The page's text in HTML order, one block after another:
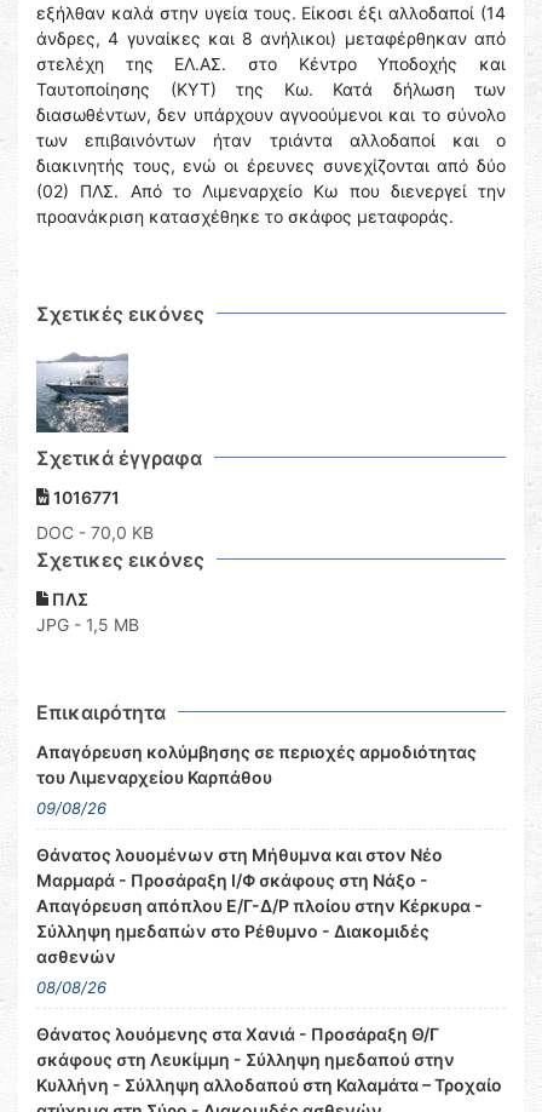
εξήλθαν καλά στην υγεία τους. Είκοσι έξι αλλοδαποί (14
άνδρες, 4 γυναίκες και 8 ανήλικοι) μεταφέρθηκαν από
στελέχη της ΕΛ.ΑΣ. στο Κέντρο Υποδοχής και
Ταυτοποίησης (ΚΥΤ) της Κω. Κατά δήλωση των
διασωθέντων, δεν υπάρχουν αγνοούμενοι και το σύνολο
των επιβαινόντων ήταν τριάντα αλλοδαποί και ο
διακινητής τους, ενώ οι έρευνες συνεχίζονται από δύο
(02) ΠΛΣ. Από το Λιμεναρχείο Κω που διενεργεί την
προανάκριση κατασχέθηκε το σκάφος μεταφοράς.
Σχετικές εικόνες
Σχετικά έγγραφα
1016771
DOC - 70,0 KB
Σχετικες εικόνες
ΠΛΣ
JPG - 1,5 MB
Επικαιρότητα
Απαγόρευση κολύμβησης σε περιοχές αρμοδιότητας
του Λιμεναρχείου Καρπάθου
09/08/26
Θάνατος λουομένων στη Μήθυμνα και στον Νέο
Μαρμαρά - Προσάραξη Ι/Φ σκάφους στη Νάξο -
Απαγόρευση απόπλου Ε/Γ-Δ/Ρ πλοίου στην Κέρκυρα -
Σύλληψη ημεδαπών στο Ρέθυμνο - Διακομιδές
ασθενών
08/08/26
Θάνατος λουόμενης στα Χανιά - Προσάραξη Θ/Γ
σκάφους στη Λευκίμμη - Σύλληψη ημεδαπού στην
Κυλλήνη - Σύλληψη αλλοδαπού στη Καλαμάτα – Τροχαίο